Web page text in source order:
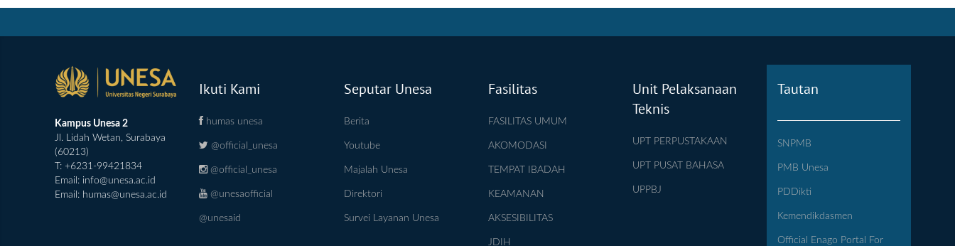
Kampus Unesa 2
Jl. Lidah Wetan, Surabaya
(60213)
T: +6231-99421834
Email: info@unesa.ac.id
Email: humas@unesa.ac.id
Ikuti Kami
humas unesa
@official_unesa
@official_unesa
@unesaofficial
@unesaid
Seputar Unesa
Berita
Youtube
Majalah Unesa
Direktori
Survei Layanan Unesa
Fasilitas
FASILITAS UMUM
AKOMODASI
TEMPAT IBADAH
KEAMANAN
AKSESIBILITAS
JDIH
Unit Pelaksanaan
Teknis
UPT PERPUSTAKAAN
UPT PUSAT BAHASA
UPPBJ
Tautan
SNPMB
PMB Unesa
PDDikti
Kemendikdasmen
Official Enago Portal For